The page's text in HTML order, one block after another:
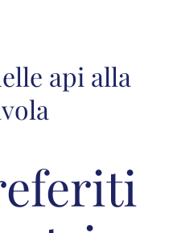
api alla